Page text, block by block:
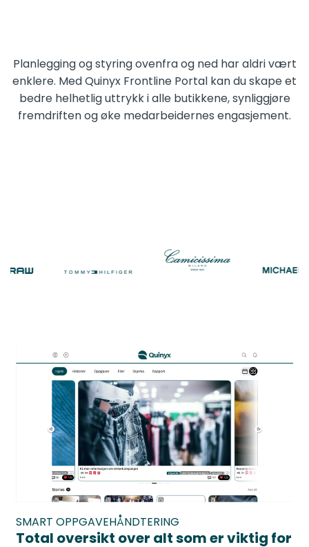
Planlegging og styring ovenfra og ned har aldri vært
enklere. Med Quinyx Frontline Portal kan du skape et
bedre helhetlig uttrykk i alle butikkene, synliggjøre
fremdriften og øke medarbeidernes engasjement.
SMART OPPGAVEHÅNDTERING
Total oversikt over alt som er viktig for